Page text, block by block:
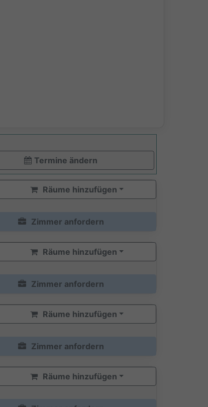
Termine ändern
Räume hinzufügen
Zimmer anfordern
Räume hinzufügen
Zimmer anfordern
Räume hinzufügen
Zimmer anfordern
Räume hinzufügen